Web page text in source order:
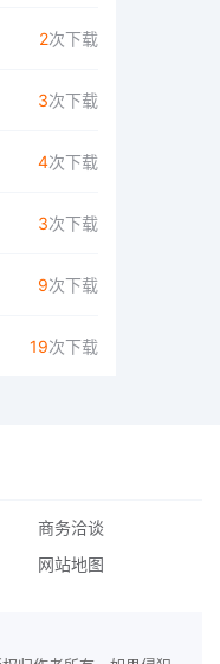
2次下载
3次下载
4次下载
3次下载
9次下载
19次下载
商务洽谈
网站地图